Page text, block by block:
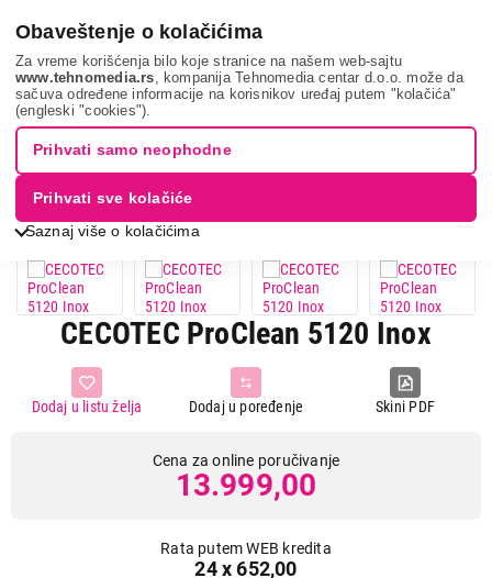
Obaveštenje o kolačićima
Za vreme korišćenja bilo koje stranice na našem web-sajtu
www.tehnomedia.rs , kompanija Tehnomedia centar d.o.o. može da
sačuva određene informacije na korisnikov uređaj putem "kolačića"
(engleski "cookies").
Saznaj više o kolačićima
Prihvati samo neophodne
Prihvati sve kolačiće
Bela tehnika Mikrotalasne rerne
Samostojeće mikrotalasne
rerne
Cecotec proclea...
CECOTEC ProClean 5120 Inox
Skini PDF
Dodaj u poređenje
Dodaj u listu želja
Cena za online poručivanje
13.999,00
Rata putem WEB kredita
24 x 652,00